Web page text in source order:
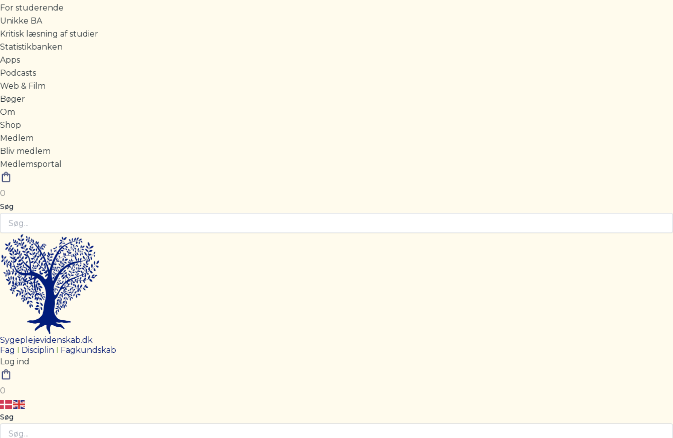
For studerende
Unikke BA
Kritisk læsning af studier
Statistikbanken
Apps
Podcasts
Web & Film
Bøger
Om
Shop
Medlem
Bliv medlem
Medlemsportal
0
Søg
Sygeplejevidenskab.dk
Fag I Disciplin I Fagkundskab
Log ind
0
Søg